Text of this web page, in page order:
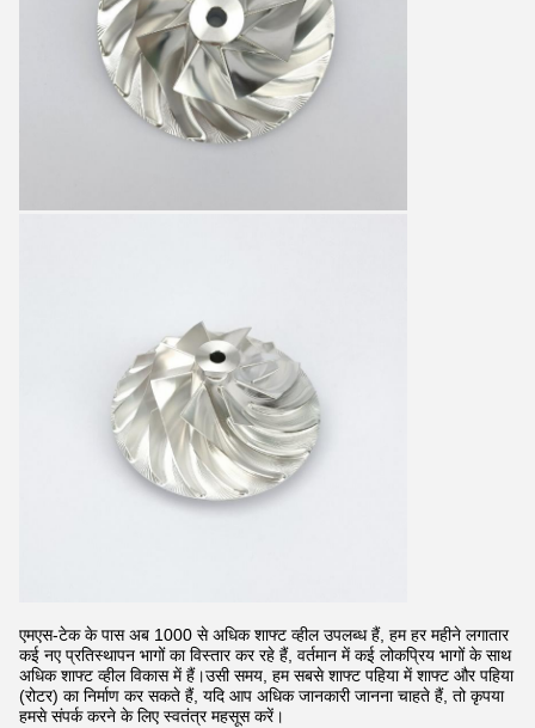
एमएस-टेक के पास अब 1000 से अधिक शाफ्ट व्हील उपलब्ध हैं, हम हर महीने लगातार
कई नए प्रतिस्थापन भागों का विस्तार कर रहे हैं, वर्तमान में कई लोकप्रिय भागों के साथ
अधिक शाफ्ट व्हील विकास में हैं।उसी समय, हम सबसे शाफ्ट पहिया में शाफ्ट और पहिया
(रोटर) का निर्माण कर सकते हैं, यदि आप अधिक जानकारी जानना चाहते हैं, तो कृपया
हमसे संपर्क करने के लिए स्वतंत्र महसूस करें।